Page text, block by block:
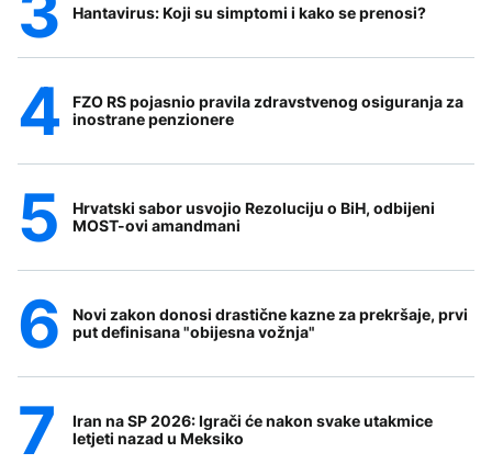
Hantavirus: Koji su simptomi i kako se prenosi?
FZO RS pojasnio pravila zdravstvenog osiguranja za
inostrane penzionere
Hrvatski sabor usvojio Rezoluciju o BiH, odbijeni
MOST-ovi amandmani
Novi zakon donosi drastične kazne za prekršaje, prvi
put definisana "obijesna vožnja"
Iran na SP 2026: Igrači će nakon svake utakmice
letjeti nazad u Meksiko